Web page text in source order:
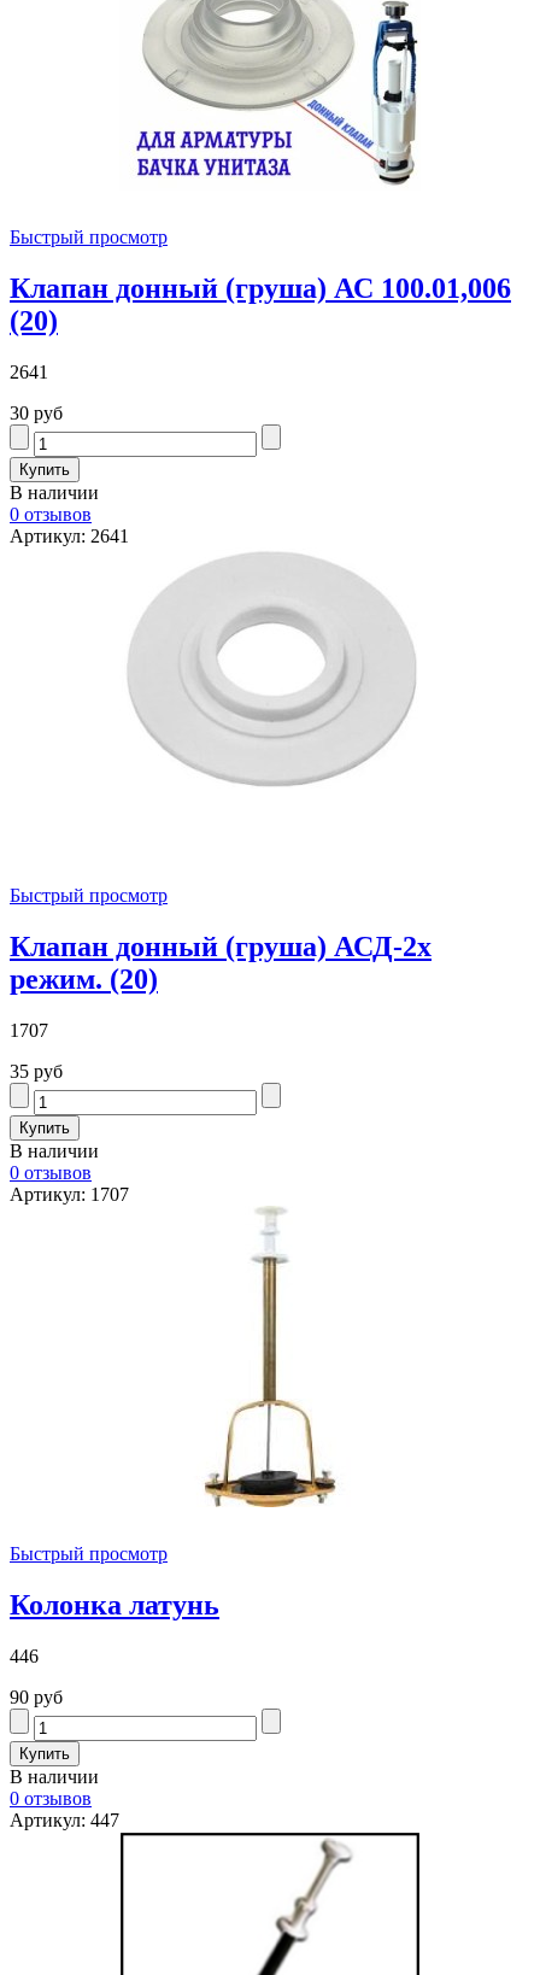
Быстрый просмотр
Клапан донный (груша) АС 100.01,006
(20)
2641
30 руб
В наличии
0 отзывов
Артикул: 2641
Быстрый просмотр
Клапан донный (груша) АСД-2х
режим. (20)
1707
35 руб
В наличии
0 отзывов
Артикул: 1707
Быстрый просмотр
Колонка латунь
446
90 руб
В наличии
0 отзывов
Артикул: 447